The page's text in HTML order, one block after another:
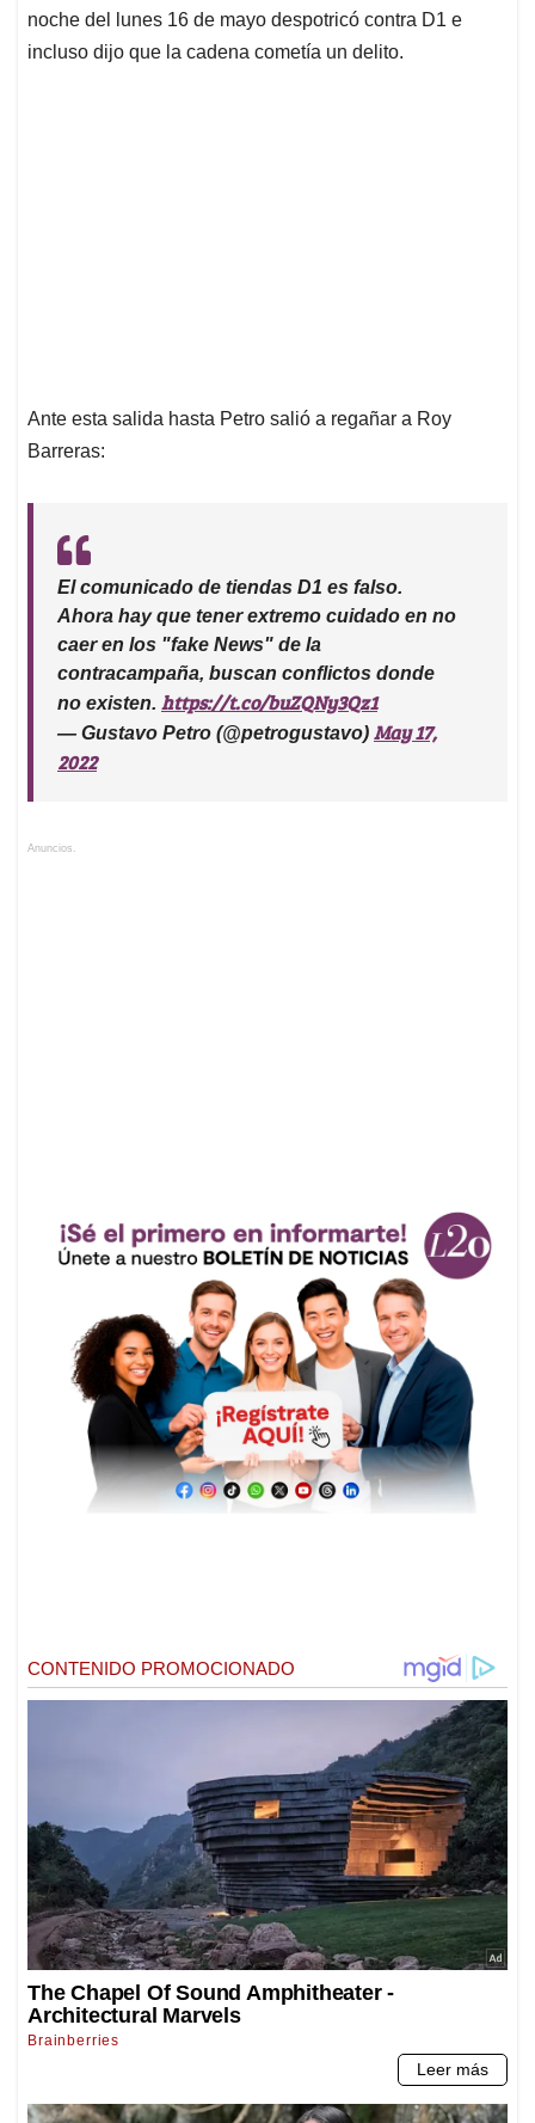
noche del lunes 16 de mayo despotricó contra D1 e
incluso dijo que la cadena cometía un delito.
Ante esta salida hasta Petro salió a regañar a Roy
Barreras:
El comunicado de tiendas D1 es falso.
Ahora hay que tener extremo cuidado en no
caer en los "fake News" de la
contracampaña, buscan conflictos donde
no existen. https://t.co/buZQNy3Qz1
— Gustavo Petro (@petrogustavo) May 17,
2022
Anuncios.